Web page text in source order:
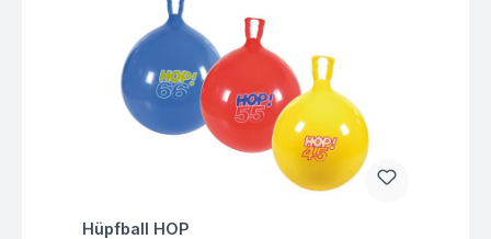
Fragen zum Artikel
Hüpfball HOP